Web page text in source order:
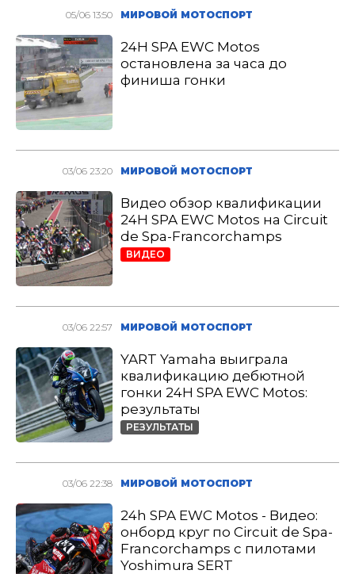
05/06 13:50 МИРОВОЙ МОТОСПОРТ
24H SPA EWC Motos
остановлена за часа до
финиша гонки
03/06 23:20 МИРОВОЙ МОТОСПОРТ
Видео обзор квалификации
24H SPA EWC Motos на Circuit
de Spa-Francorchamps
ВИДЕО
03/06 22:57 МИРОВОЙ МОТОСПОРТ
YART Yamaha выиграла
квалификацию дебютной
гонки 24H SPA EWC Motos:
результаты
РЕЗУЛЬТАТЫ
03/06 22:38 МИРОВОЙ МОТОСПОРТ
24h SPA EWC Motos - Видео:
онборд круг по Circuit de Spa-
Francorchamps с пилотами
Yoshimura SERT